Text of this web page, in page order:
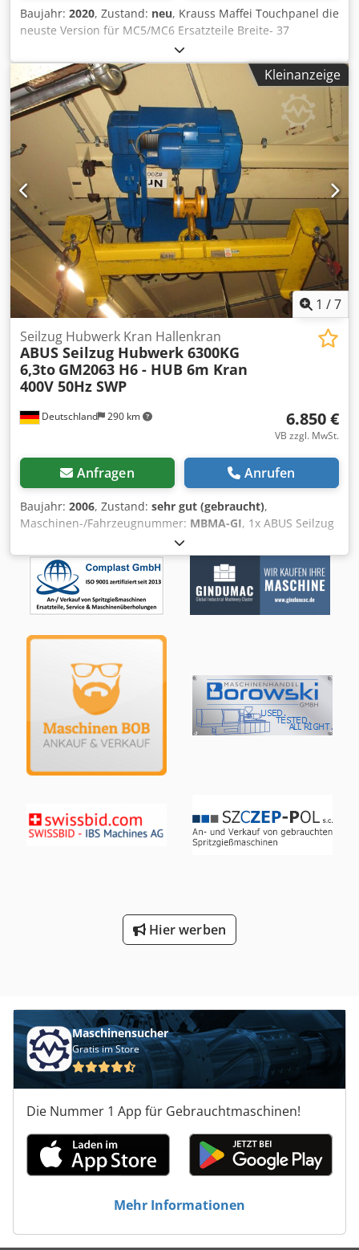
Wellendurchmesser Ausstattung : - 3-Achs-Digitalanzeige
ES-12 V mit LCD-Display - 3-Backenfutter PS3-200 mm / D5 -
Durchlass diam. max. 130 mm - Mitlaufende Lünette -
Durchlass diam. max. 100 mm - Kühlmitteleinrichtung -
Schnellwechselstahlhalter mit 4 Einsätzen -
Schutzeinrichtung bei Schnellwechselstahlhalter -
Mikrometerlängsanschlag - Rutschkupplung - Motor mit
Magnetbremse nach CE-Norm - Erstbefüllung mit Shell
Tellus 46 - Ausziehbare Spänewanne - LED-
Maschinenleuchte - Wechselräder - Reduzierhülse
Crodpsxaaxwefx Ab Ssf - 2 Zentrierspitzen -
Spänerückwand - Bedienwerkzeug
Baujahr: 2020, Zustand: neu, Krauss Maffei Touchpanel die
neuste Version für MC5/MC6 Ersatzteile Breite- 37
Crjdpfxjqvuics Ab Sjf cm Höhe- 47cm Länge- 8cm
Kleinanzeige
1 /7
Deutschland 290 km
Seilzug Hubwerk Kran Hallenkran
ABUS Seilzug Hubwerk 6300KG
6,3to GM2063 H6 - HUB 6m Kran
400V 50Hz SWP
6.850 €
VB zzgl. MwSt.
Anfragen Anrufen
Baujahr: 2006, Zustand: sehr gut (gebraucht),
Maschinen-/Fahrzeugnummer: MBMA-GI, 1x ABUS Seilzug
Kran Hubwerk 6300KG 6,3to GM2063H6-201.41.063 E160
Csdpsvbck Ajfx Ab Sorf 4 Stück vorhanden Nutzlast 6300KG
/ 6,3t Nutzlast / Hebelast - 4-stränig mit 2 Hub-
Geschwindigkeiten, Hubhöhe ca 6m, Spurweite des
Hubwerks ca 30cm (+- ein paar cm einstellbar) mit
Stromversorgung Gewicht komplett ca. 400 Kg, Anschluss
Artikelstandort ist 75053 Gondelsheim Siehe Bilder
Hier werben
Maschinensucher
Gratis im Store
Die Nummer 1 App für Gebrauchtmaschinen!
Mehr Informationen